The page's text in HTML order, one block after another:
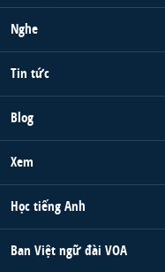
Nghe
Tin tức
Blog
Xem
Học tiếng Anh
Ban Việt ngữ đài VOA